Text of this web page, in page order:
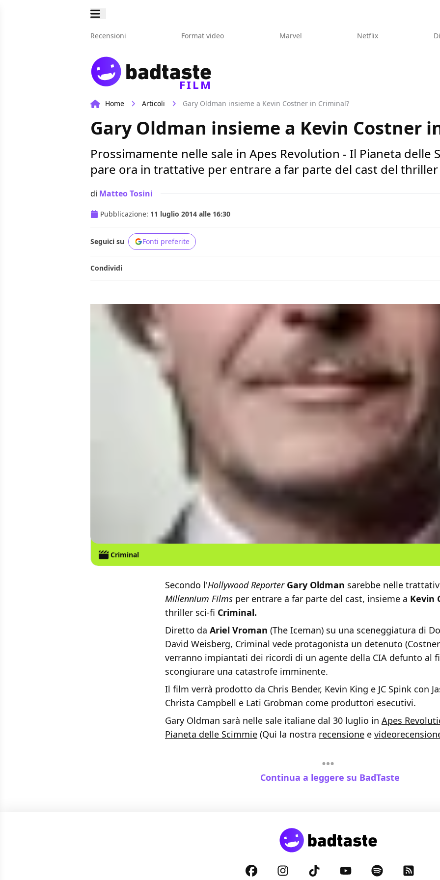
Recensioni Format video Marvel Netflix
FILM
Home Articoli Gary Oldman insieme a Kevin Costner in Criminal?
Gary Oldman insieme a Kevin Costner
Prossimamente nelle sale in Apes Revolution - Il Pianeta delle
pare ora in trattative per entrare a far parte del cast del thriller
di Matteo Tosini
Pubblicazione: 11 luglio 2014 alle 16:30
Seguici su Fonti preferite
Condividi
Criminal
Secondo l'Hollywood Reporter Gary Oldman sarebbe nelle
Millennium Films per entrare a far parte del cast, insieme a Kevin
thriller sci-fi Criminal.
Diretto da Ariel Vroman (The Iceman) su una sceneggiatura di
David Weisberg, Criminal vede protagonista un detenuto
verranno impiantati dei ricordi di un agente della CIA defunto al
scongiurare una catastrofe imminente.
Il film verrà prodotto da Chris Bender, Kevin King e JC Spink con
Christa Campbell e Lati Grobman come produttori esecutivi.
Gary Oldman sarà nelle sale italiane dal 30 luglio in Apes
Pianeta delle Scimmie (Qui la nostra recensione e
Continua a leggere su BadTaste